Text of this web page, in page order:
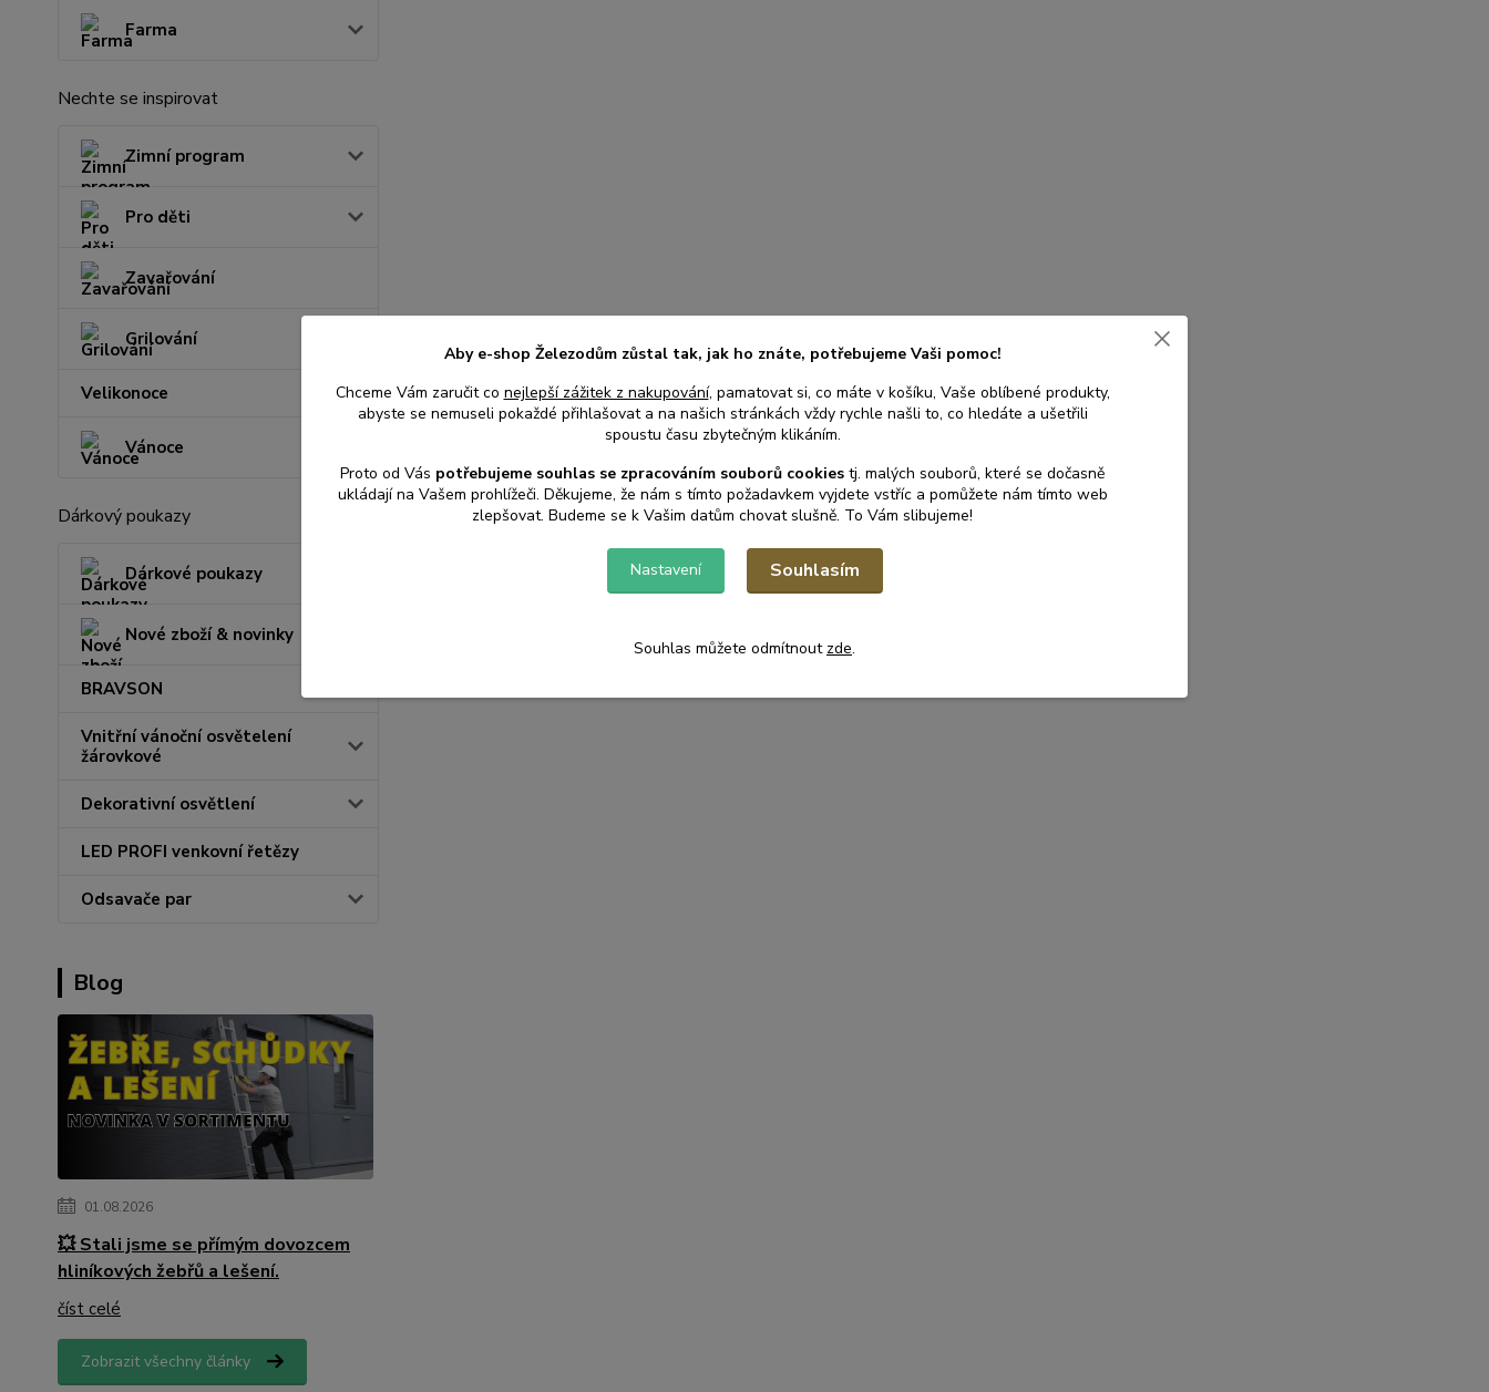
Farma
Nechte se inspirovat
Zimní program
Pro děti
Zavařování
Grilování
Velikonoce
Vánoce
Dárkový poukazy
Dárkové poukazy
Nové zboží & novinky
BRAVSON
Vnitřní vánoční osvětelení
žárovkové
Dekorativní osvětlení
LED PROFI venkovní řetězy
Odsavače par
Blog
01.08.2026
💥 Stali jsme se přímým dovozcem
hliníkových žebřů a lešení.
číst celé
Zobrazit všechny články
Aby e-shop Železodům zůstal tak, jak ho znáte, potřebujeme Vaši pomoc!
Chceme Vám zaručit co nejlepší zážitek z nakupování, pamatovat si, co máte v košíku, Vaše oblíbené produkty,
abyste se nemuseli pokaždé přihlašovat a na našich stránkách vždy rychle našli to, co hledáte a ušetřili
spoustu času zbytečným klikáním.
Proto od Vás potřebujeme souhlas se zpracováním souborů cookies tj. malých souborů, které se dočasně
ukládají na Vašem prohlížeči. Děkujeme, že nám s tímto požadavkem vyjdete vstříc a pomůžete nám tímto web
zlepšovat. Budeme se k Vašim datům chovat slušně. To Vám slibujeme!
Nastavení Souhlasím
Souhlas můžete odmítnout zde.